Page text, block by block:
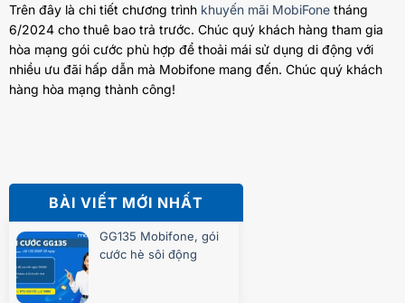
Trên đây là chi tiết chương trình khuyến mãi MobiFone tháng
6/2024 cho thuê bao trả trước. Chúc quý khách hàng tham gia
hòa mạng gói cước phù hợp để thoải mái sử dụng di động với
nhiều ưu đãi hấp dẫn mà Mobifone mang đến. Chúc quý khách
hàng hòa mạng thành công!
BÀI VIẾT MỚI NHẤT
GG135 Mobifone, gói
cước hè sôi động